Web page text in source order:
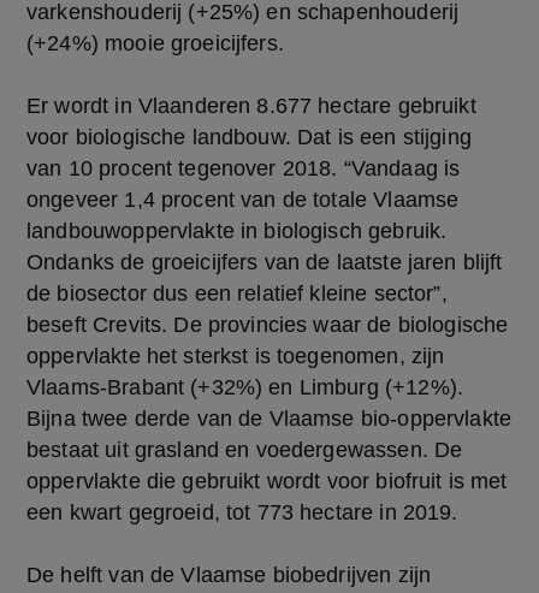
varkenshouderij (+25%) en schapenhouderij
(+24%) mooie groeicijfers.
Er wordt in Vlaanderen 8.677 hectare gebruikt
voor biologische landbouw. Dat is een stijging
van 10 procent tegenover 2018. “Vandaag is
ongeveer 1,4 procent van de totale Vlaamse
landbouwoppervlakte in biologisch gebruik.
Ondanks de groeicijfers van de laatste jaren blijft
de biosector dus een relatief kleine sector”,
beseft Crevits. De provincies waar de biologische
oppervlakte het sterkst is toegenomen, zijn
Vlaams-Brabant (+32%) en Limburg (+12%).
Bijna twee derde van de Vlaamse bio-oppervlakte
bestaat uit grasland en voedergewassen. De
oppervlakte die gebruikt wordt voor biofruit is met
een kwart gegroeid, tot 773 hectare in 2019.
De helft van de Vlaamse biobedrijven zijn